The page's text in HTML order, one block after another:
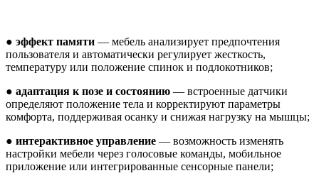
● эффект памяти — мебель анализирует предпочтения
пользователя и автоматически регулирует жесткость,
температуру или положение спинок и подлокотников;
● адаптация к позе и состоянию — встроенные датчики
определяют положение тела и корректируют параметры
комфорта, поддерживая осанку и снижая нагрузку на мышцы;
● интерактивное управление — возможность изменять
настройки мебели через голосовые команды, мобильное
приложение или интегрированные сенсорные панели;